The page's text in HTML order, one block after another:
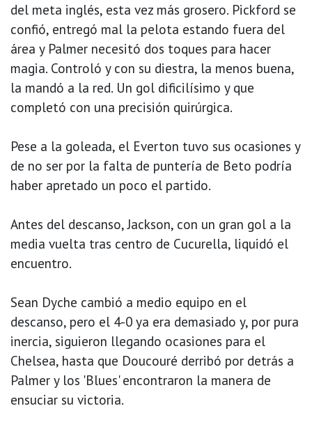
del meta inglés, esta vez más grosero. Pickford se
confió, entregó mal la pelota estando fuera del
área y Palmer necesitó dos toques para hacer
magia. Controló y con su diestra, la menos buena,
la mandó a la red. Un gol dificilísimo y que
completó con una precisión quirúrgica.
Pese a la goleada, el Everton tuvo sus ocasiones y
de no ser por la falta de puntería de Beto podría
haber apretado un poco el partido.
Antes del descanso, Jackson, con un gran gol a la
media vuelta tras centro de Cucurella, liquidó el
encuentro.
Sean Dyche cambió a medio equipo en el
descanso, pero el 4-0 ya era demasiado y, por pura
inercia, siguieron llegando ocasiones para el
Chelsea, hasta que Doucouré derribó por detrás a
Palmer y los 'Blues' encontraron la manera de
ensuciar su victoria.